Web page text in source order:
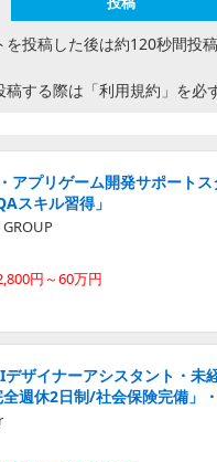
投稿した後は約120秒間投
する際は 「利用規約」 を必
アプリゲーム開発サポート
スキル習得」
円～60万円
ザイナーアシスタント・未
週休2日制/社会保険完備」